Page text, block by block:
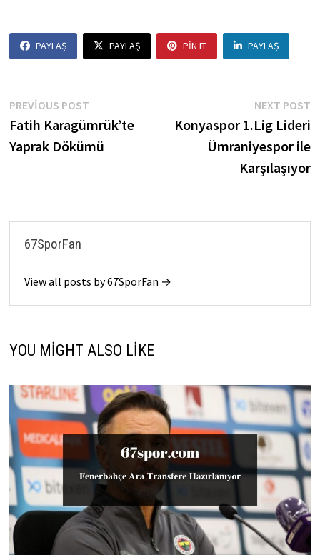
PAYLAŞ PAYLAŞ PIN IT PAYLAŞ
Yazı
gezinmesi
PREVIOUS POSTPrevious
post:
Fatih Karagümrük’te
Yaprak Dökümü
NEXT POST
Konyaspor 1.Lig Lideri
Ümraniyespor ile
Karşılaşıyor
67SporFan
View all posts by 67SporFan →
YOU MIGHT ALSO LIKE